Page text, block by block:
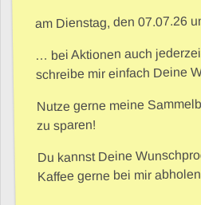
am Dienstag, den 07.07.26
… bei Aktionen auch
schreibe mir einfach Deine
Nutze gerne meine
zu sparen!
Du kannst Deine
Kaffee gerne bei mir